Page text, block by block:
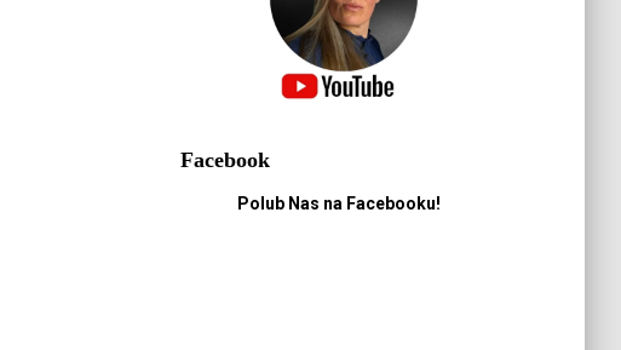
Facebook
Polub Nas na Facebooku!